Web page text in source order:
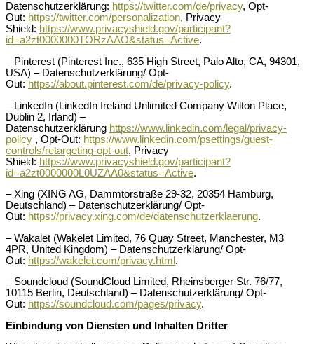
Datenschutzerklärung: https://twitter.com/de/privacy, Opt-
Out: https://twitter.com/personalization, Privacy
Shield: https://www.privacyshield.gov/participant?
id=a2zt0000000TORzAAO&status=Active.
– Pinterest (Pinterest Inc., 635 High Street, Palo Alto, CA, 94301,
USA) – Datenschutzerklärung/ Opt-
Out: https://about.pinterest.com/de/privacy-policy.
– LinkedIn (LinkedIn Ireland Unlimited Company Wilton Place,
Dublin 2, Irland) –
Datenschutzerklärung https://www.linkedin.com/legal/privacy-
policy , Opt-Out: https://www.linkedin.com/psettings/guest-
controls/retargeting-opt-out, Privacy
Shield: https://www.privacyshield.gov/participant?
id=a2zt0000000L0UZAA0&status=Active.
– Xing (XING AG, Dammtorstraße 29-32, 20354 Hamburg,
Deutschland) – Datenschutzerklärung/ Opt-
Out: https://privacy.xing.com/de/datenschutzerklaerung.
– Wakalet (Wakelet Limited, 76 Quay Street, Manchester, M3
4PR, United Kingdom) – Datenschutzerklärung/ Opt-
Out: https://wakelet.com/privacy.html .
– Soundcloud (SoundCloud Limited, Rheinsberger Str. 76/77,
10115 Berlin, Deutschland) – Datenschutzerklärung/ Opt-
Out: https://soundcloud.com/pages/privacy.
Einbindung von Diensten und Inhalten Dritter